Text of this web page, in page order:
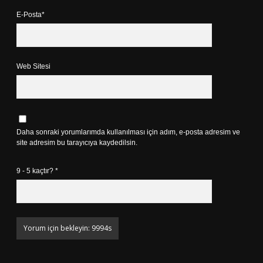
E-Posta*
Web Sitesi
Daha sonraki yorumlarımda kullanılması için adım, e-posta adresim ve
site adresim bu tarayıcıya kaydedilsin.
9 - 5 kaçtır? *